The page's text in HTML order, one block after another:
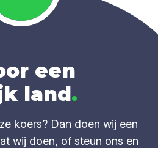
een
land.
koers? Dan doen wij een
wij doen, of steun ons en